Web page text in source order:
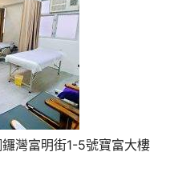
灣富明街1-5號寶富大樓